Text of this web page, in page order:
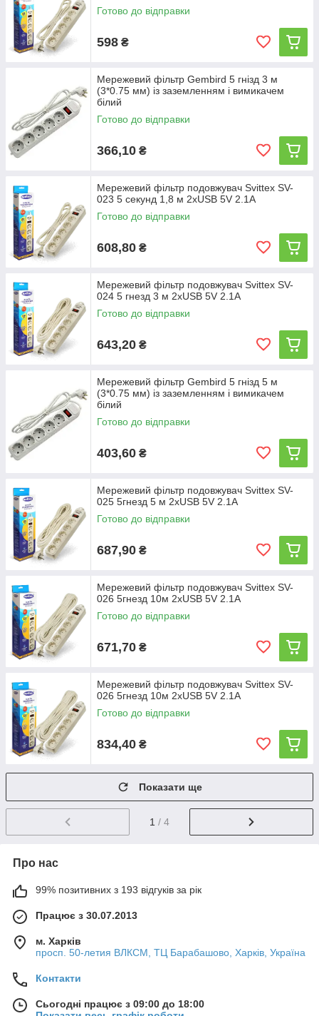
Готово до відправки
598 ₴
Мережевий фільтр Gembird 5 гнізд 3 м
(3*0.75 мм) із заземленням і вимикачем
білий
Готово до відправки
366,10 ₴
Мережевий фільтр подовжувач Svittex SV-
023 5 секунд 1,8 м 2хUSB 5V 2.1A
Готово до відправки
608,80 ₴
Мережевий фільтр подовжувач Svittex SV-
024 5 гнезд 3 м 2хUSB 5V 2.1A
Готово до відправки
643,20 ₴
Мережевий фільтр Gembird 5 гнізд 5 м
(3*0.75 мм) із заземленням і вимикачем
білий
Готово до відправки
403,60 ₴
Мережевий фільтр подовжувач Svittex SV-
025 5гнезд 5 м 2хUSB 5V 2.1A
Готово до відправки
687,90 ₴
Мережевий фільтр подовжувач Svittex SV-
026 5гнезд 10м 2хUSB 5V 2.1A
Готово до відправки
671,70 ₴
Мережевий фільтр подовжувач Svittex SV-
026 5гнезд 10м 2хUSB 5V 2.1A
Готово до відправки
834,40 ₴
Показати ще
1 / 4
Про нас
99% позитивних з 193 відгуків за рік
Працює з 30.07.2013
м. Харків
просп. 50-летия ВЛКСМ, ТЦ Барабашово, Харків, Україна
Контакти
Сьогодні працює з 09:00 до 18:00